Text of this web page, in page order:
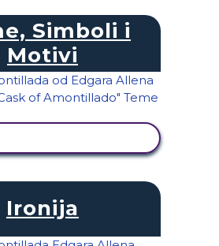
Simboli i
Motivi
Ironija